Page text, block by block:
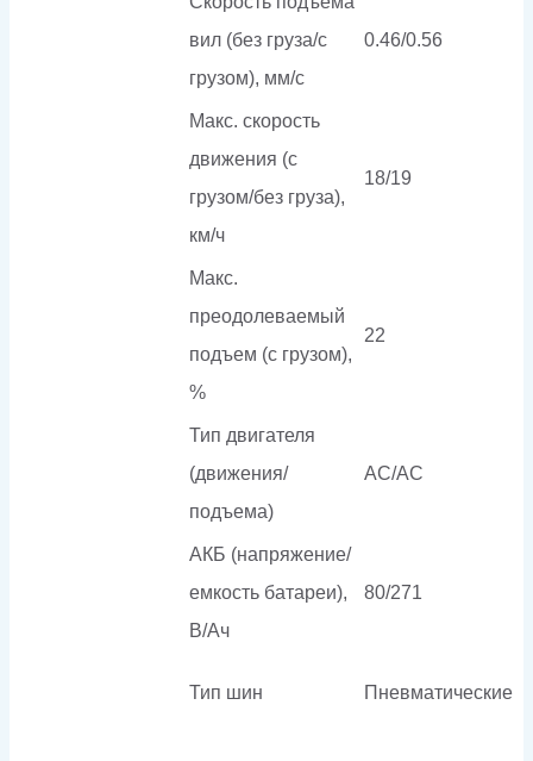
вил (без груза/с
грузом), мм/с
0.46/0.56
Макс. скорость
движения (с
грузом/без груза),
км/ч
18/19
Макс.
преодолеваемый
подъем (с грузом),
%
22
Тип двигателя
(движения/
подъема)
AC/AC
АКБ (напряжение/
емкость батареи),
В/Ач
80/271
Тип шин Пневматические